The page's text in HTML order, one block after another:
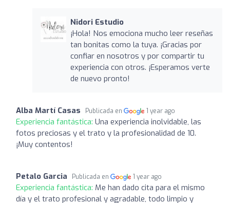
Nidori Estudio
¡Hola! Nos emociona mucho leer reseñas
tan bonitas como la tuya. ¡Gracias por
confiar en nosotros y por compartir tu
experiencia con otros. ¡Esperamos verte
de nuevo pronto!
Alba Martí Casas Publicada en 1 year ago
Experiencia fantástica: Una experiencia inolvidable, las
fotos preciosas y el trato y la profesionalidad de 10.
¡Muy contentos!
Petalo Garcia Publicada en 1 year ago
Experiencia fantástica: Me han dado cita para el mismo
día y el trato profesional y agradable, todo limpio y